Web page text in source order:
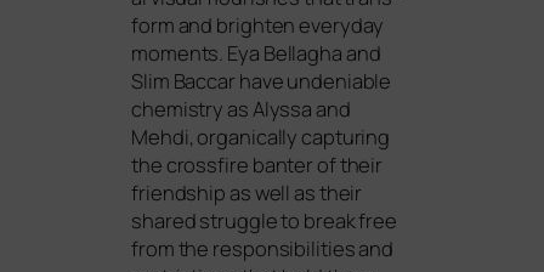
form and brigh­ten ever­y­day
moments. Eya Bellagha and
Slim Baccar have unde­niable
che­mis­try as Alyssa and
Mehdi, orga­ni­cal­ly cap­tu­ring
the cross­fi­re ban­ter of their
fri­end­ship as well as their
shared strugg­le to break free
from the respon­si­bi­li­ties and